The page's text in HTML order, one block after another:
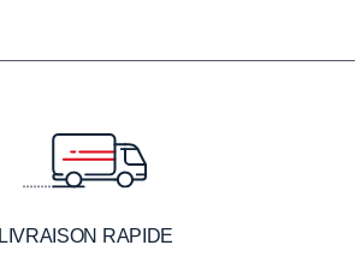
LIVRAISON RAPIDE